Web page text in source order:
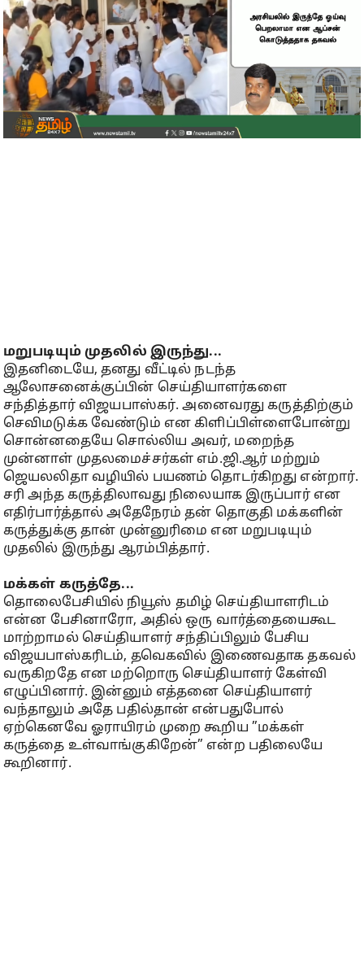
மறுபடியும் முதலில் இருந்து...
இதனிடையே, தனது வீட்டில் நடந்த
ஆலோசனைக்குப்பின் செய்தியாளர்களை
சந்தித்தார் விஜயபாஸ்கர். அனைவரது கருத்திற்கும்
செவிமடுக்க வேண்டும் என கிளிப்பிள்ளைபோன்று
சொன்னதையே சொல்லிய அவர், மறைந்த
முன்னாள் முதலமைச்சர்கள் எம்.ஜி.ஆர் மற்றும்
ஜெயலலிதா வழியில் பயணம் தொடர்கிறது என்றார்.
சரி அந்த கருத்திலாவது நிலையாக இருப்பார் என
எதிர்பார்த்தால் அதேநேரம் தன் தொகுதி மக்களின்
கருத்துக்கு தான் முன்னுரிமை என மறுபடியும்
முதலில் இருந்து ஆரம்பித்தார்.
மக்கள் கருத்தே...
தொலைபேசியில் நியூஸ் தமிழ் செய்தியாளரிடம்
என்ன பேசினாரோ, அதில் ஒரு வார்த்தையைகூட
மாற்றாமல் செய்தியாளர் சந்திப்பிலும் பேசிய
விஜயபாஸ்கரிடம், தவெகவில் இணைவதாக தகவல்
வருகிறதே என மற்றொரு செய்தியாளர் கேள்வி
எழுப்பினார். இன்னும் எத்தனை செய்தியாளர்
வந்தாலும் அதே பதில்தான் என்பதுபோல்
ஏற்கெனவே ஓராயிரம் முறை கூறிய ”மக்கள்
கருத்தை உள்வாங்குகிறேன்” என்ற பதிலையே
கூறினார்.